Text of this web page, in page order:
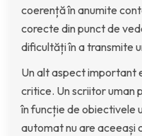
coerență în anumite
corecte din punct de
dificultăți în a transmite
Un alt aspect important
critice. Un scriitor uman
în funcție de obiectivele
automat nu are aceeași